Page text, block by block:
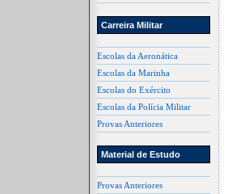
Carreira Militar
Escolas da Aeronática
Escolas da Marinha
Escolas do Exército
Escolas da Polícia Militar
Provas Anteriores
Material de Estudo
Provas Anteriores